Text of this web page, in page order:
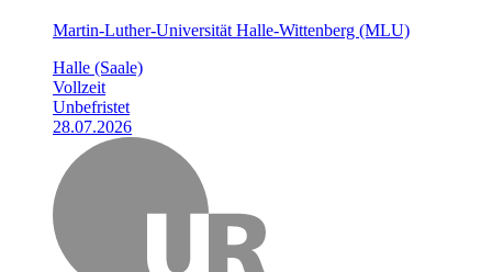
Martin-Luther-Universität Halle-Wittenberg (MLU)
Halle (Saale)
Vollzeit
Unbefristet
28.07.2026